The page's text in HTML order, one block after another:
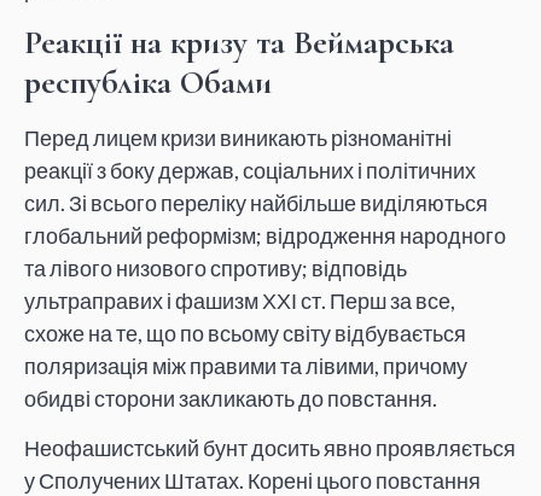
Реакції на кризу та Веймарська
республіка Обами
Перед лицем кризи виникають різноманітні
реакції з боку держав, соціальних і політичних
сил. Зі всього переліку найбільше виділяються
глобальний реформізм; відродження народного
та лівого низового спротиву; відповідь
ультраправих і фашизм ХХІ ст. Перш за все,
схоже на те, що по всьому світу відбувається
поляризація між правими та лівими, причому
обидві сторони закликають до повстання.
Неофашистський бунт досить явно проявляється
у Сполучених Штатах. Корені цього повстання